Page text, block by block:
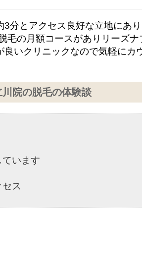
分とアクセス良好な立地にあ
毛の月額コースがありリーズナ
いクリニックなので気軽にカ
院の脱毛の体験談
います
ス